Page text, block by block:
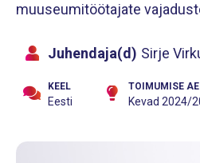
muuseumitöötajate
Juhendaja(d) Sirje
KEEL
Eesti
TOIMUMISE
Kevad 2024/